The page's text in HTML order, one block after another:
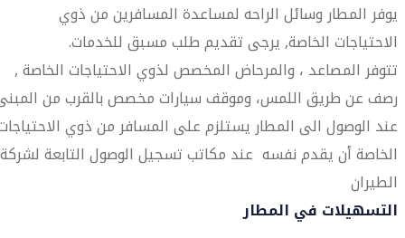
يوفر المطار وسائل الراحه لمساعدة المسافرين من ذوي
الاحتياجات الخاصة, يرجى تقديم طلب مسبق للخدمات.
تتوفر المصاعد ، والمرحاض المخصص لذوي الاحتياجات الخاصة ,
رصف عن طريق اللمس، وموقف سيارات مخصص بالقرب من
عند الوصول الى المطار يستلزم على المسافر من ذوي
الخاصة أن يقدم نفسه عند مكاتب تسجيل الوصول التابعة لشركة
الطيران
التسهيلات في المطار